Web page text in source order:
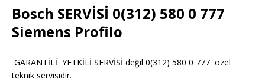
Bosch SERVİSİ 0(312) 580 0 777
Siemens Profilo
GARANTİLİ YETKİLİ SERVİSİ değil 0(312) 580 0 777 özel
teknik servisidir.